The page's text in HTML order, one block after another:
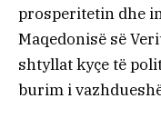
prosperitetin dhe
Maqedonisë së
shtyllat kyçe të
burim i